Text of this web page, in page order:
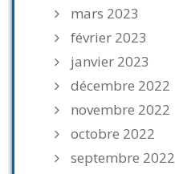
mars 2023
février 2023
janvier 2023
décembre 2022
novembre 2022
octobre 2022
septembre 2022